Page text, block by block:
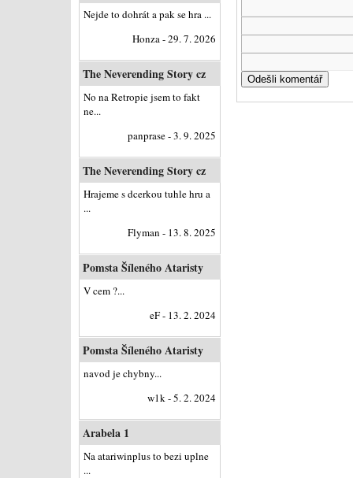
Nejde to dohrát a pak se hra ...
Honza - 29. 7. 2026
The Neverending Story cz
No na Retropie jsem to fakt
ne...
panprase - 3. 9. 2025
The Neverending Story cz
Hrajeme s dcerkou tuhle hru a
...
Flyman - 13. 8. 2025
Pomsta Šíleného Ataristy
V cem ?...
eF - 13. 2. 2024
Pomsta Šíleného Ataristy
navod je chybny...
w1k - 5. 2. 2024
Arabela 1
Na atariwinplus to bezi uplne
...